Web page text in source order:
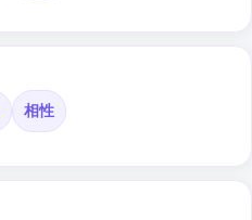
相性